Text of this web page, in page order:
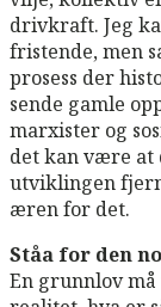
drivkraft. Jeg
fristende, men
prosess der
sende gamle
marxister og
det kan være at
utviklingen
æren for det.
Ståa for den
En grunnlov må